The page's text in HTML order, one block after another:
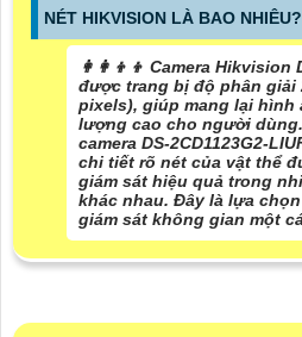
NÉT HIKVISION LÀ BAO NHIÊU?
👩‍👩‍👦‍👦 Camera Hikvision
được trang bị độ phân giải
pixels), giúp mang lại hình
lượng cao cho người
camera DS-2CD1123G2-
chi tiết rõ nét của vật thể
giám sát hiệu quả trong
khác nhau. Đây là lựa
giám sát không gian một